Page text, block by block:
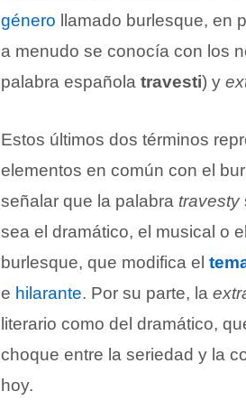
género llamado burlesque, en
a menudo se conocía con los
palabra española travesti) y
Estos últimos dos términos
elementos en común con el
señalar que la palabra travesty
sea el dramático, el musical o
burlesque, que modifica el
e hilarante. Por su parte, la
literario como del dramático,
choque entre la seriedad y la
hoy.